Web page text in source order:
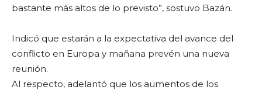
bastante más altos de lo previsto”, sostuvo Bazán.
Indicó que estarán a la expectativa del avance del
conflicto en Europa y mañana prevén una nueva
reunión.
Al respecto, adelantó que los aumentos de los